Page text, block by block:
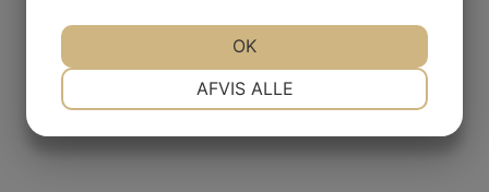
AFVIS ALLE
OK